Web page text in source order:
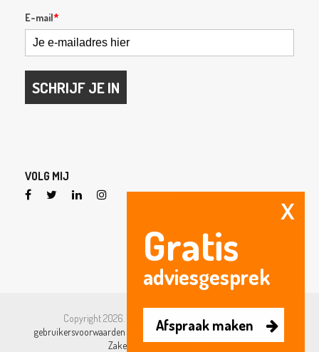
E-mail*
SCHRIJF JE IN
VOLG MIJ
Copyright 2026. All Right Reserved. | Algemene- en
gebruikersvoorwaarden
Algemene- en gebruikersvoorwaarden –
Zakelijk
|Privacyverklaring
Gratis
Afspraak maken
X
adviesgesprek